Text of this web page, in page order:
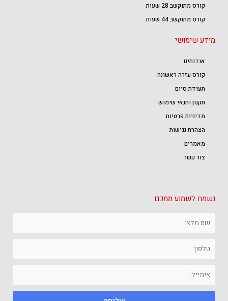
קורס מתוקשב 28 שעות
קורס מתוקשב 44 שעות
מידע שימושי
אודותינו
קורס עזרה ראשונה
תעודת סיום
תקנון ותנאי שימוש
מדיניות פרטיות
הצהרת נגישות
מאמרים
צור קשר
נשמח לשמוע ממכם